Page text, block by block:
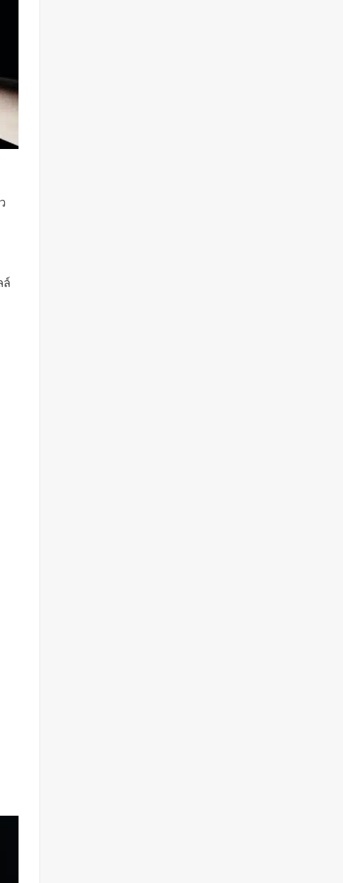
ล์